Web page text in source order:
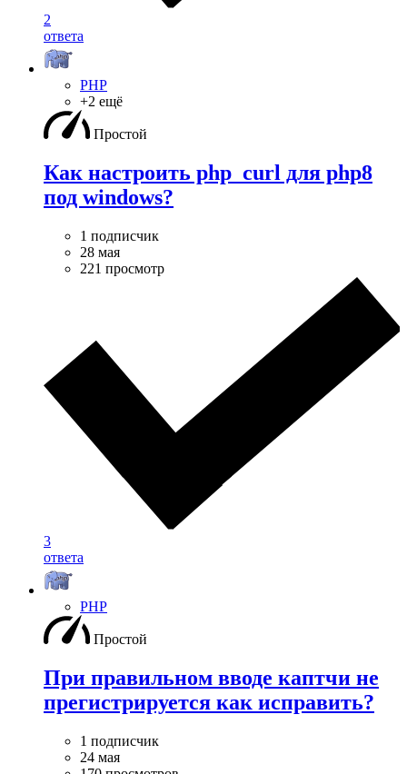
2
ответа
PHP
+2 ещё
Простой
Как настроить php_curl для php8
под windows?
1 подписчик
28 мая
221 просмотр
3
ответа
PHP
Простой
При правильном вводе каптчи не
прегистрируется как исправить?
1 подписчик
24 мая